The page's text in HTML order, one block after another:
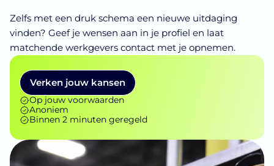
Zelfs met een druk schema een nieuwe uitdaging
vinden? Geef je wensen aan in je profiel en laat
matchende werkgevers contact met je opnemen.
Verken jouw kansen
Op jouw voorwaarden
Anoniem
Binnen 2 minuten geregeld